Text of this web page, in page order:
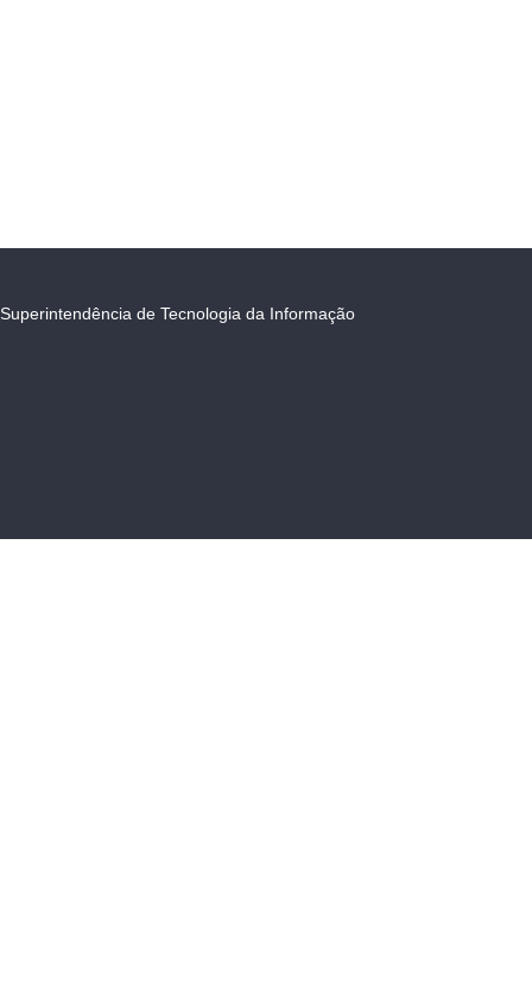
Superintendência de Tecnologia da Informação